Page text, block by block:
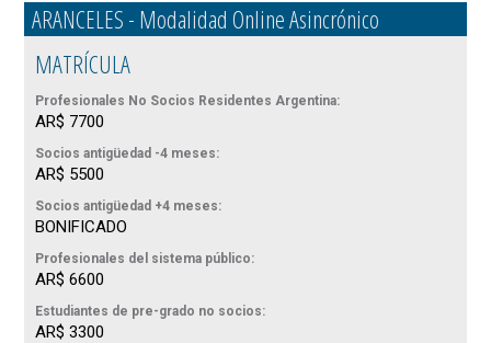
ARANCELES - Modalidad Online Asincrónico
MATRÍCULA
Profesionales No Socios Residentes Argentina:
AR$ 7700
Socios antigüedad -4 meses:
AR$ 5500
Socios antigüedad +4 meses:
BONIFICADO
Profesionales del sistema público:
AR$ 6600
Estudiantes de pre-grado no socios:
AR$ 3300